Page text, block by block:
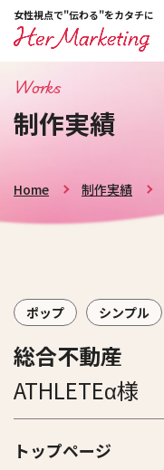
女性視点で"伝わる"をカタチに
Works
制作実績
Home 制作実績
ポップ シンプル
総合不動産
ATHLETEα様
トップページ